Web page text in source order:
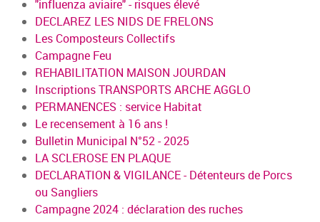
"influenza aviaire" - risques élevé
DECLAREZ LES NIDS DE FRELONS
Les Composteurs Collectifs
Campagne Feu
REHABILITATION MAISON JOURDAN
Inscriptions TRANSPORTS ARCHE AGGLO
PERMANENCES : service Habitat
Le recensement à 16 ans !
Bulletin Municipal N°52 - 2025
LA SCLEROSE EN PLAQUE
DECLARATION & VIGILANCE - Détenteurs de Porcs
ou Sangliers
Campagne 2024 : déclaration des ruches